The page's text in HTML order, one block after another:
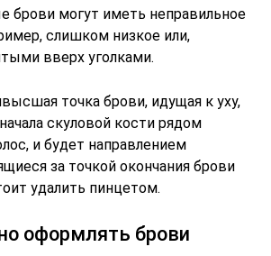
брови могут иметь неправильное
слишком низкое или,
вверх уголками.
точка брови, идущая к уху,
скуловой кости рядом
и будет направлением
за точкой окончания брови
удалить пинцетом.
оформлять брови